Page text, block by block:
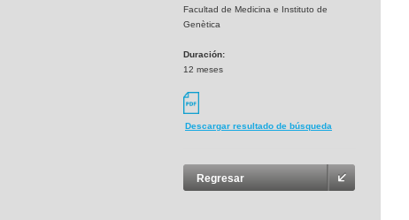
Facultad de Medicina e Instituto de
Genètica
Duración:
12 meses
Descargar resultado de búsqueda
Regresar